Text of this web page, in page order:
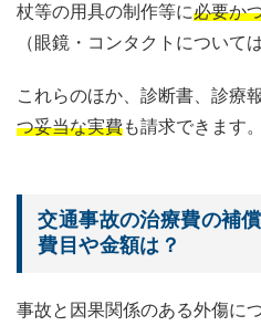
杖等の用具の制作等に必要か
（眼鏡・コンタクトについては
これらのほか、診断書、診療
つ妥当な実費も請求できます。
交通事故の治療費の補
費目や金額は？
事故と因果関係のある外傷に